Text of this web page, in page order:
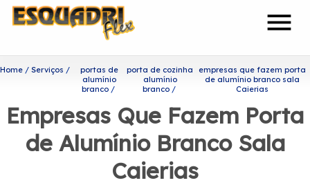
menu
Home Serviços
portas de
alumínio
branco
porta de cozinha
alumínio
branco
empresas que fazem porta
de alumínio branco sala
Caierias
Empresas Que Fazem Porta
de Alumínio Branco Sala
Caierias